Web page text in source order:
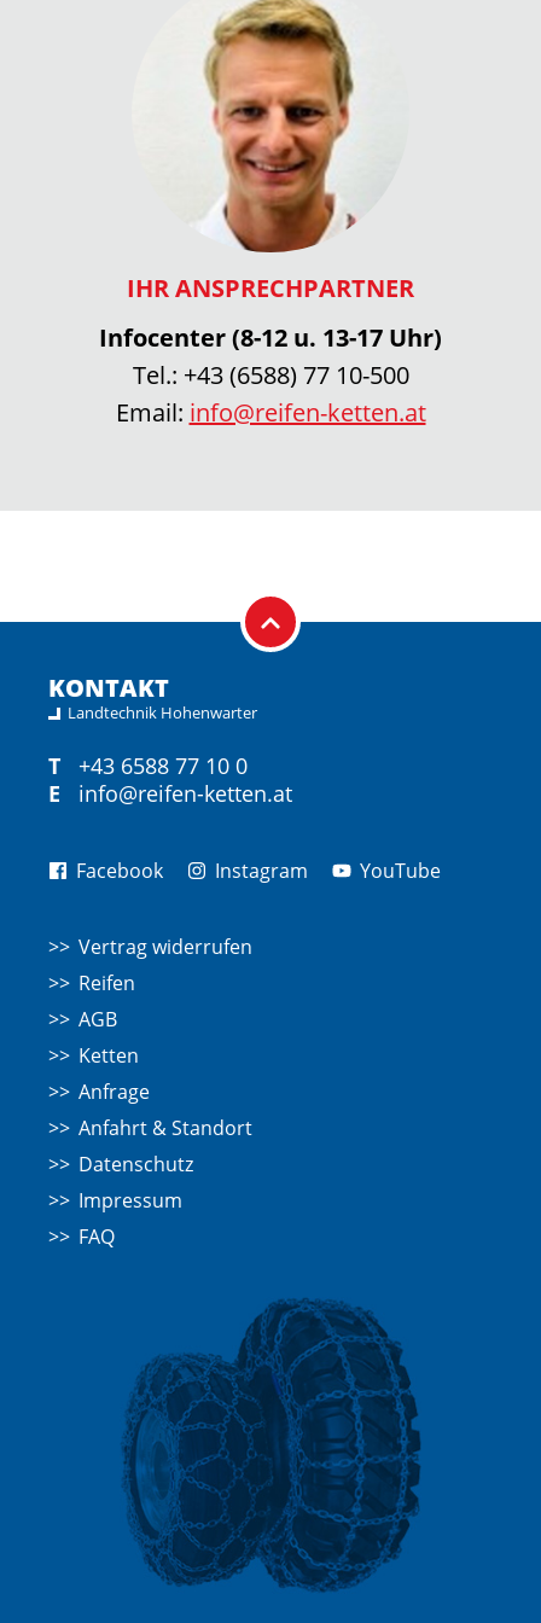
IHR ANSPRECHPARTNER
Infocenter (8-12 u. 13-17 Uhr)
Tel.: +43 (6588) 77 10-500
Email: info@reifen-ketten.at
KONTAKT
Landtechnik Hohenwarter
T
+43 6588 77 10 0
E
info@reifen-ketten.at
Facebook Instagram YouTube
Vertrag widerrufen
Reifen
AGB
Ketten
Anfrage
Anfahrt & Standort
Datenschutz
Impressum
FAQ